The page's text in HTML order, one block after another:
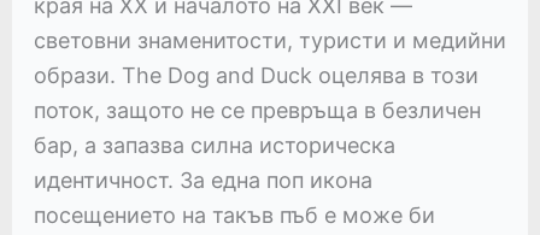
края на XX и началото на XXI век —
световни знаменитости, туристи и медийни
образи. The Dog and Duck оцелява в този
поток, защото не се превръща в безличен
бар, а запазва силна историческа
идентичност. За една поп икона
посещението на такъв пъб е може би